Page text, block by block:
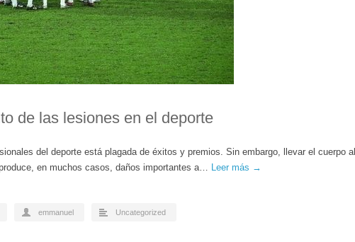
de las lesiones en el deporte
del deporte está plagada de éxitos y premios. Sin embargo, llevar el cuerpo al
en muchos casos, daños importantes a… Leer más →
emmanuel Uncategorized